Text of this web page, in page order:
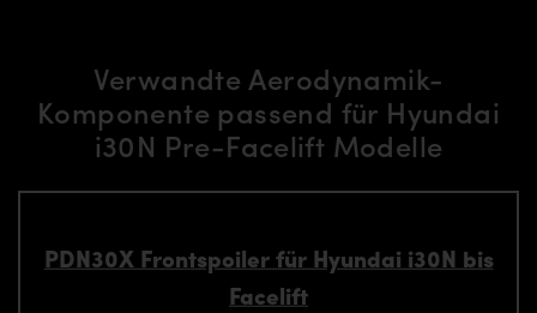
Verwandte Aerodynamik-
Komponente passend für Hyundai
i30N Pre-Facelift Modelle
PDN30X Frontspoiler für Hyundai i30N bis
Facelift